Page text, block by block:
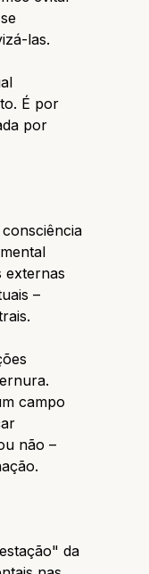
las.
É por
por
externas
–
campo
não –
da